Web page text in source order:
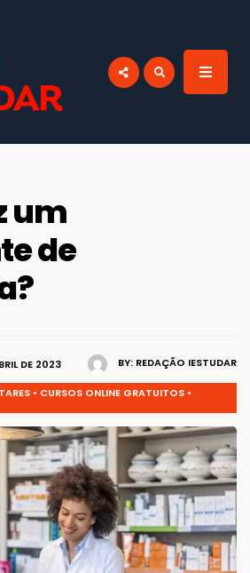
um
de
BY: REDAÇÃO IESTUDAR
DE 2023
• CURSOS ONLINE GRATUITOS •